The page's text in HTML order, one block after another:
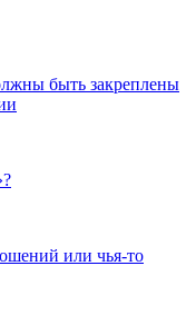
быть закреплены
или чья-то